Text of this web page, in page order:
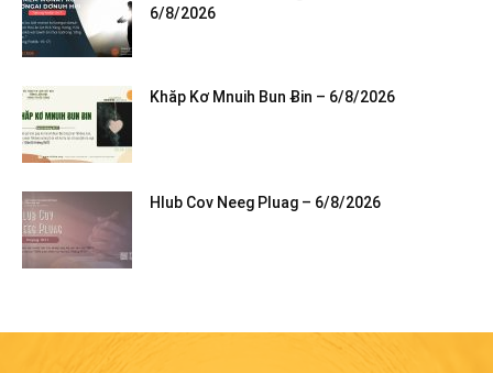
6/8/2026
Khăp Kơ Mnuih Bun Ƀin – 6/8/2026
Hlub Cov Neeg Pluag – 6/8/2026